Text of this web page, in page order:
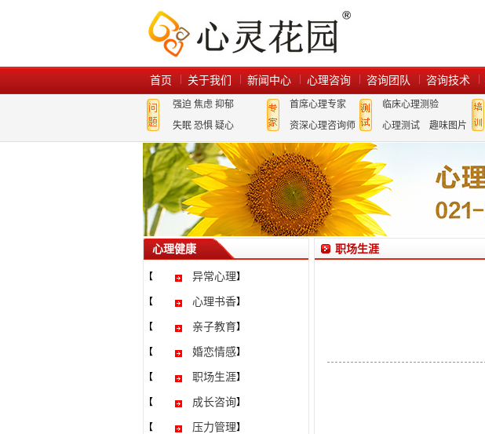
首页 关于我们 新闻中心 心理咨询 咨询团队 咨询技术
强迫 焦虑 抑郁
失眠 恐惧 疑心
首席心理专家
资深心理咨询师
临床心理测验
心理测试
趣味图片
心理健康
【 异常心理】
【 心理书香】
【 亲子教育】
【 婚恋情感】
【 职场生涯】
【 成长咨询】
【 压力管理】
职场生涯